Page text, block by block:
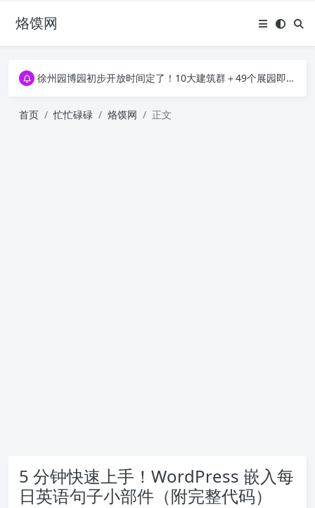
烙馍网16796个OpenClaw Skills合集下载｜总2.7G，压缩后仅738M，覆盖全场景技能
徐州园博园初步开放时间定了！10大建筑群＋49个展园即将亮相！
徐州园博园初步开放时间定了！10大建筑群＋49个展园即将亮相！
首页 忙忙碌碌 烙馍网 正文
5 分钟快速上手！WordPress 嵌入每
日英语句子小部件（附完整代码）